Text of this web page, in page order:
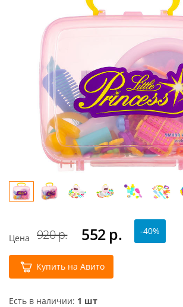
Цена 920 р. 552 р. -40%
Купить на Авито
Есть в наличии: 1 шт